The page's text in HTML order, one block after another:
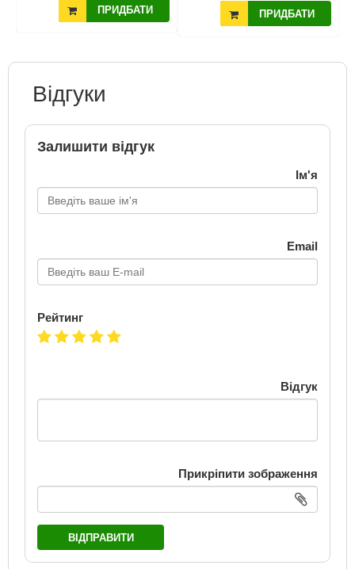
ПРИДБАТИ ПРИДБАТИ
Відгуки
Залишити відгук
Ім'я
Email
Рейтинг
Відгук
Прикріпити зображення
ВІДПРАВИТИ